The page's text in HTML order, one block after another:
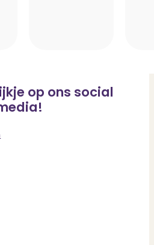
op ons social